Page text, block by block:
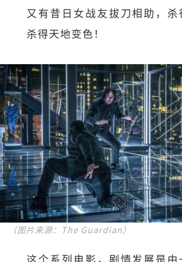
又有昔日女战友拔刀相助，杀
杀得天地变色！
（图片来源：The Guardian）
这个系列电影，剧情发展是由